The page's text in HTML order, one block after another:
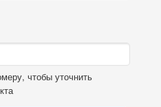
чтобы уточнить